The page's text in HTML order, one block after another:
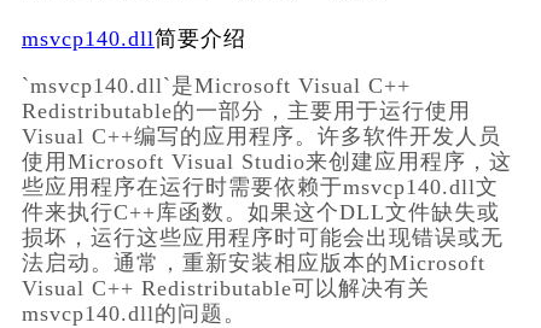
msvcp140.dll简要介绍
`msvcp140.dll`是Microsoft Visual C++
Redistributable的一部分，主要用于运行使用
Visual C++编写的应用程序。许多软件开发人员
使用Microsoft Visual Studio来创建应用程序，这
些应用程序在运行时需要依赖于msvcp140.dll文
件来执行C++库函数。如果这个DLL文件缺失或
损坏，运行这些应用程序时可能会出现错误或无
法启动。通常，重新安装相应版本的Microsoft
Visual C++ Redistributable可以解决有关
msvcp140.dll的问题。